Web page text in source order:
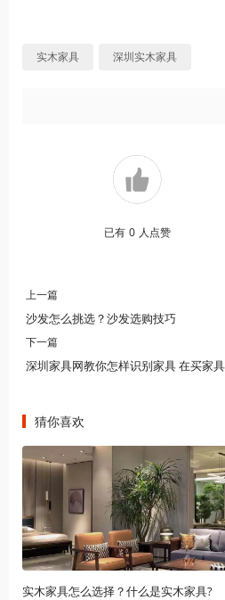
实木家具 深圳实木家具
已有 0 人点赞
上一篇
沙发怎么挑选？沙发选购技巧
下一篇
深圳家具网教你怎样识别家具 在买家
猜你喜欢
实木家具怎么选择？什么是实木家具?